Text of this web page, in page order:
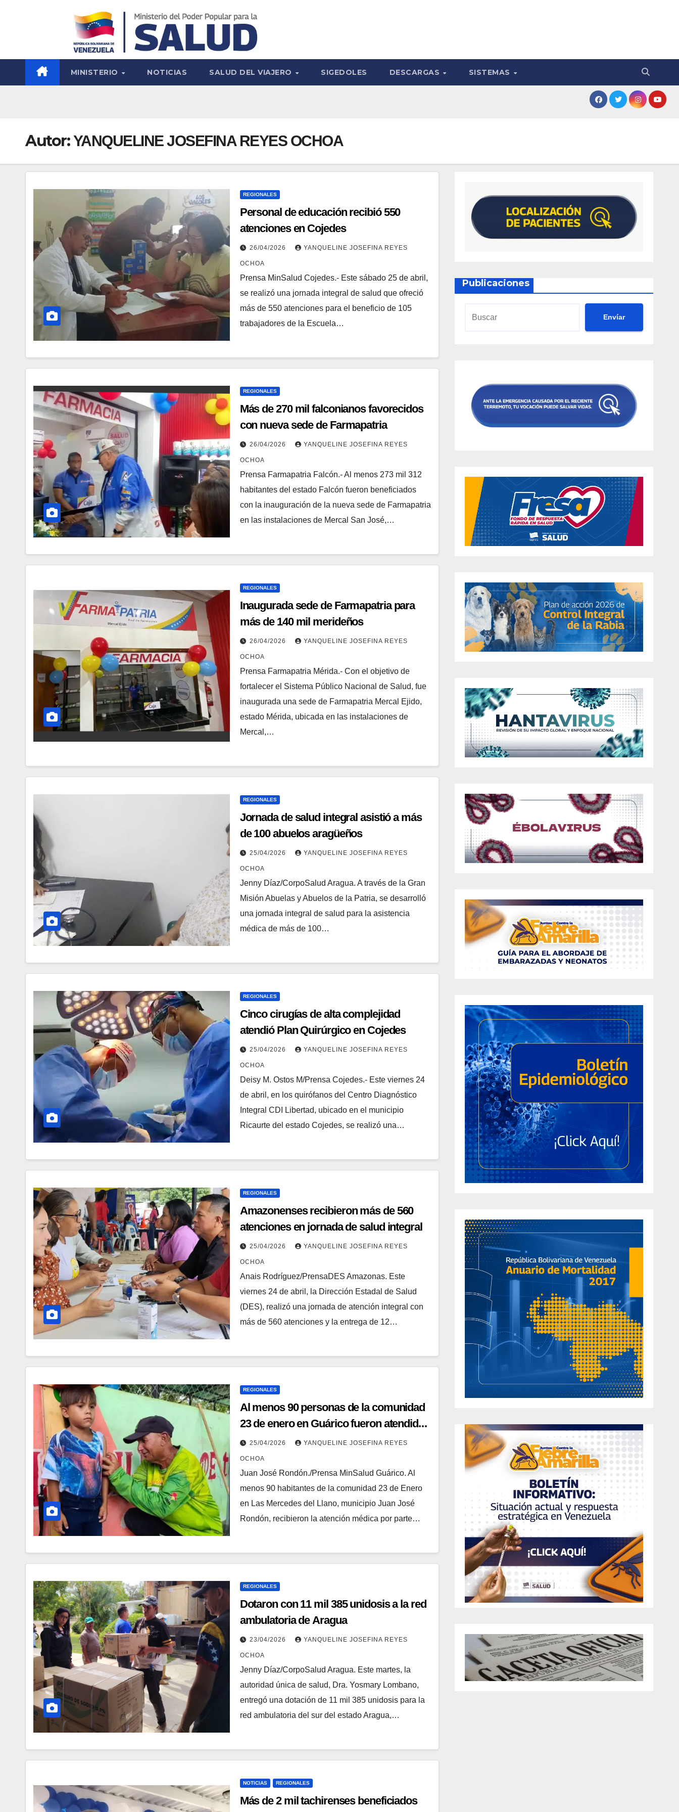
MINISTERIO NOTICIAS SALUD DEL VIAJERO SIGEDOLES DESCARGAS SISTEMAS
Autor:YANQUELINE JOSEFINA REYES OCHOA
REGIONALES
Personal de educación recibió 550
atenciones en Cojedes
26/04/2026 YANQUELINE JOSEFINA REYES
OCHOA
Prensa MinSalud Cojedes.- Este sábado 25 de abril,
se realizó una jornada integral de salud que ofreció
más de 550 atenciones para el beneficio de 105
trabajadores de la Escuela…
REGIONALES
Más de 270 mil falconianos favorecidos
con nueva sede de Farmapatria
26/04/2026 YANQUELINE JOSEFINA REYES
OCHOA
‍Prensa Farmapatria Falcón.- Al menos 273 mil 312
habitantes del estado Falcón fueron beneficiados
con la inauguración de la nueva sede de Farmapatria
en las instalaciones de Mercal San José,…
REGIONALES
Inaugurada sede de Farmapatria para
más de 140 mil merideños
26/04/2026 YANQUELINE JOSEFINA REYES
OCHOA
Prensa Farmapatria Mérida.- Con el objetivo de
fortalecer el Sistema Público Nacional de Salud, fue
inaugurada una sede de Farmapatria Mercal Ejido,
estado Mérida, ubicada en las instalaciones de
Mercal,…
REGIONALES
Jornada de salud integral asistió a más
de 100 abuelos aragüeños
25/04/2026 YANQUELINE JOSEFINA REYES
OCHOA
Jenny Díaz/CorpoSalud Aragua. A través de la Gran
Misión Abuelas y Abuelos de la Patria, se desarrolló
una jornada integral de salud para la asistencia
médica de más de 100…
REGIONALES
Cinco cirugías de alta complejidad
atendió Plan Quirúrgico en Cojedes
25/04/2026 YANQUELINE JOSEFINA REYES
OCHOA
Deisy M. Ostos M/Prensa Cojedes.- Este viernes 24
de abril, en los quirófanos del Centro Diagnóstico
Integral CDI Libertad, ubicado en el municipio
Ricaurte del estado Cojedes, se realizó una…
REGIONALES
Amazonenses recibieron más de 560
atenciones en jornada de salud integral
25/04/2026 YANQUELINE JOSEFINA REYES
OCHOA
Anais Rodríguez/PrensaDES Amazonas. Este
viernes 24 de abril, la Dirección Estadal de Salud
(DES), realizó una jornada de atención integral con
más de 560 atenciones y la entrega de 12…
REGIONALES
Al menos 90 personas de la comunidad
23 de enero en Guárico fueron atendidos
en jornada médica
25/04/2026 YANQUELINE JOSEFINA REYES
OCHOA
Juan José Rondón./Prensa MinSalud Guárico. Al
menos 90 habitantes de la comunidad 23 de Enero
en Las Mercedes del Llano, municipio Juan José
Rondón, recibieron la atención médica por parte…
REGIONALES
Dotaron con 11 mil 385 unidosis a la red
ambulatoria de Aragua
23/04/2026 YANQUELINE JOSEFINA REYES
OCHOA
Jenny Díaz/CorpoSalud Aragua. Este martes, la
autoridad única de salud, Dra. Yosmary Lombano,
entregó una dotación de 11 mil 385 unidosis para la
red ambulatoria del sur del estado Aragua,…
NOTICIAS REGIONALES
Más de 2 mil tachirenses beneficiados
Publicaciones
Envíar